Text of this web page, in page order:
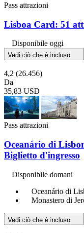
Pass attrazioni
Lisboa Card: 51
Disponibile oggi
Vedi ciò che è incluso
4,2 (26.456)
Da
35,83 USD
Pass attrazioni
Oceanário di
Biglietto d'ingresso
Disponibile domani
Oceanário di
Monastero di
Vedi ciò che è incluso